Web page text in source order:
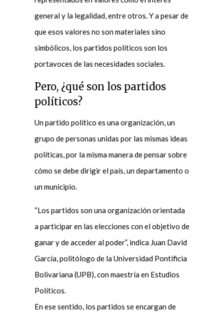
general y la legalidad, entre otros. Y a pesar de
que esos valores no son materiales sino
simbólicos, los partidos políticos son los
portavoces de las necesidades sociales.
Pero, ¿qué son los partidos
políticos?
Un partido político es una organización, un
grupo de personas unidas por las mismas ideas
políticas, por la misma manera de pensar sobre
cómo se debe dirigir el país, un departamento o
un municipio.
“Los partidos son una organización orientada
a participar en las elecciones con el objetivo de
ganar y de acceder al poder”, indica Juan David
García, politólogo de la Universidad Pontificia
Bolivariana (UPB), con maestría en Estudios
Políticos.
En ese sentido, los partidos se encargan de